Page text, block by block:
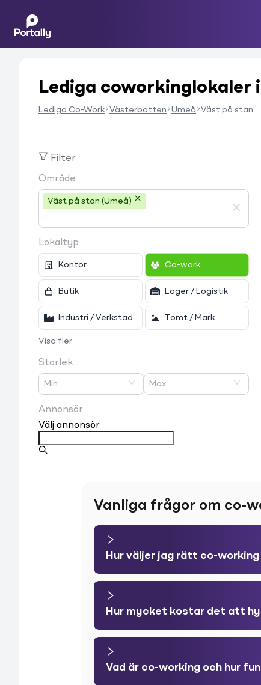
Lediga coworkinglokaler
Lediga Co-Work Västerbotten Umeå Väst på stan
Filter
Område
Väst på stan (Umeå)
Lokaltyp
Kontor Co-work
Butik Lager / Logistik
Industri / Verkstad Tomt / Mark
Visa fler
Storlek
Min Max
Annonsör
Välj annonsör
Vanliga frågor om co-
Hur väljer jag rätt co-
Hur mycket kostar det att
Vad är co-working och hur